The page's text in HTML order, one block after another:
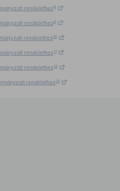
rendelethez8
rendelethez9
rendelethez10
rendelethez11
rendelethez12
rendelethez13